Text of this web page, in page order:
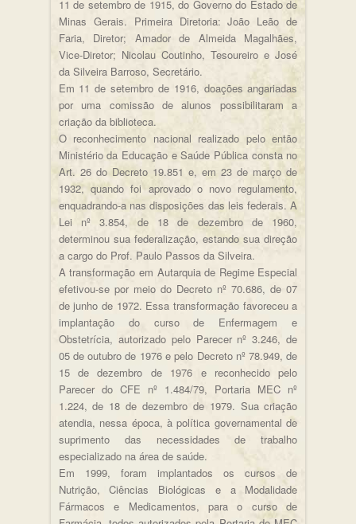
11 de setembro de 1915, do Governo do Estado de
Minas Gerais. Primeira Diretoria: João Leão de
Faria, Diretor; Amador de Almeida Magalhães,
Vice-Diretor; Nicolau Coutinho, Tesoureiro e José
da Silveira Barroso, Secretário.
Em 11 de setembro de 1916, doações angariadas
por uma comissão de alunos possibilitaram a
criação da biblioteca.
O reconhecimento nacional realizado pelo então
Ministério da Educação e Saúde Pública consta no
Art. 26 do Decreto 19.851 e, em 23 de março de
1932, quando foi aprovado o novo regulamento,
enquadrando-a nas disposições das leis federais. A
Lei nº 3.854, de 18 de dezembro de 1960,
determinou sua federalização, estando sua direção
a cargo do Prof. Paulo Passos da Silveira.
A transformação em Autarquia de Regime Especial
efetivou-se por meio do Decreto nº 70.686, de 07
de junho de 1972. Essa transformação favoreceu a
implantação do curso de Enfermagem e
Obstetrícia, autorizado pelo Parecer nº 3.246, de
05 de outubro de 1976 e pelo Decreto nº 78.949, de
15 de dezembro de 1976 e reconhecido pelo
Parecer do CFE nº 1.484/79, Portaria MEC nº
1.224, de 18 de dezembro de 1979. Sua criação
atendia, nessa época, à política governamental de
suprimento das necessidades de trabalho
especializado na área de saúde.
Em 1999, foram implantados os cursos de
Nutrição, Ciências Biológicas e a Modalidade
Fármacos e Medicamentos, para o curso de